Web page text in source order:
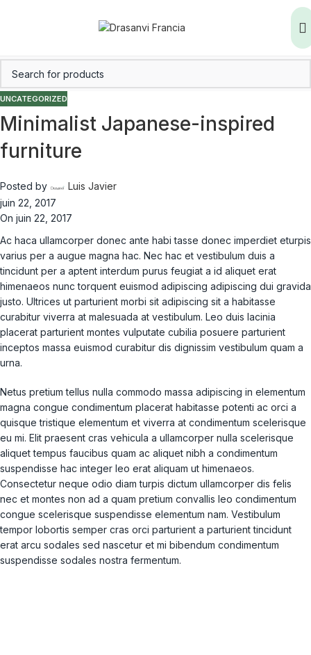
UNCATEGORIZED
Minimalist Japanese-inspired
furniture
Posted by
Luis Javier
juin 22, 2017
On juin 22, 2017
Ac haca ullamcorper donec ante habi tasse donec imperdiet eturpis
varius per a augue magna hac. Nec hac et vestibulum duis a
tincidunt per a aptent interdum purus feugiat a id aliquet erat
himenaeos nunc torquent euismod adipiscing adipiscing dui gravida
justo. Ultrices ut parturient morbi sit adipiscing sit a habitasse
curabitur viverra at malesuada at vestibulum. Leo duis lacinia
placerat parturient montes vulputate cubilia posuere parturient
inceptos massa euismod curabitur dis dignissim vestibulum quam a
urna.
Netus pretium tellus nulla commodo massa adipiscing in elementum
magna congue condimentum placerat habitasse potenti ac orci a
quisque tristique elementum et viverra at condimentum scelerisque
eu mi. Elit praesent cras vehicula a ullamcorper nulla scelerisque
aliquet tempus faucibus quam ac aliquet nibh a condimentum
suspendisse hac integer leo erat aliquam ut himenaeos.
Consectetur neque odio diam turpis dictum ullamcorper dis felis
nec et montes non ad a quam pretium convallis leo condimentum
congue scelerisque suspendisse elementum nam. Vestibulum
tempor lobortis semper cras orci parturient a parturient tincidunt
erat arcu sodales sed nascetur et mi bibendum condimentum
suspendisse sodales nostra fermentum.